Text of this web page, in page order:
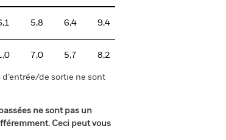
5,8 6,4 9,4
7,0 5,7 8,2
de sortie ne sont
ne sont pas un
Ceci peut vous